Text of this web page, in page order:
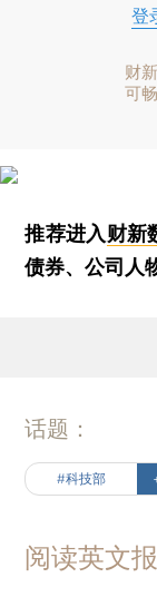
登
财
可
推荐进入财新
债券、公司人
话题：
#科技部
阅读英文